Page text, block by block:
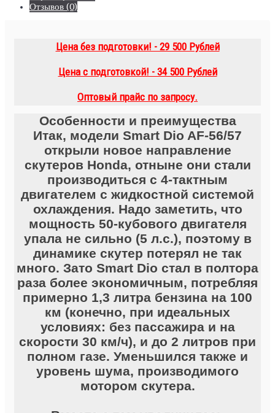
Отзывов (0)
Цена без подготовки! - 29 500 Рублей
Цена с подготовкой! - 34 500 Рублей
Оптовый прайс по запросу.
Особенности и преимущества
Итак, модели Smart Dio AF-56/57
открыли новое направление
скутеров Honda, отныне они стали
производиться с 4-тактным
двигателем с жидкостной системой
охлаждения. Надо заметить, что
мощность 50-кубового двигателя
упала не сильно (5 л.с.), поэтому в
динамике скутер потерял не так
много. Зато Smart Dio стал в полтора
раза более экономичным, потребляя
примерно 1,3 литра бензина на 100
км (конечно, при идеальных
условиях: без пассажира и на
скорости 30 км/ч), и до 2 литров при
полном газе. Уменьшился также и
уровень шума, производимого
мотором скутера.